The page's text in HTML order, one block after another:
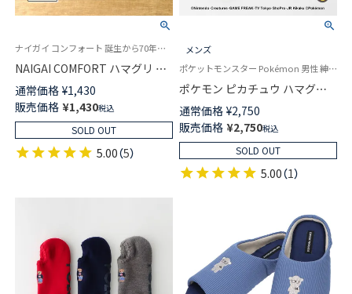
ナイガイ コンフォート 誕生から70年。熟練の職人技で作られた逸品「ハマグリ」 パイルソックス
NAIGAI COMFORT ハマグリ 冷
えとり ルームソックス メンズ
02305802
通常価格 ¥1,430
販売価格 ¥1,430税込
SOLD OUT
5.00（5）
メンズ
ポケットモンスター Pokémon 男性 紳士 靴下 室内用
ポケモン ピカチュウ ハマグリ
パイル ルームソックス ワンポ
イント刺しゅう 足底滑り止め付
き カジュアル メンズ 02431302
通常価格 ¥2,750
販売価格 ¥2,750税込
SOLD OUT
5.00（1）